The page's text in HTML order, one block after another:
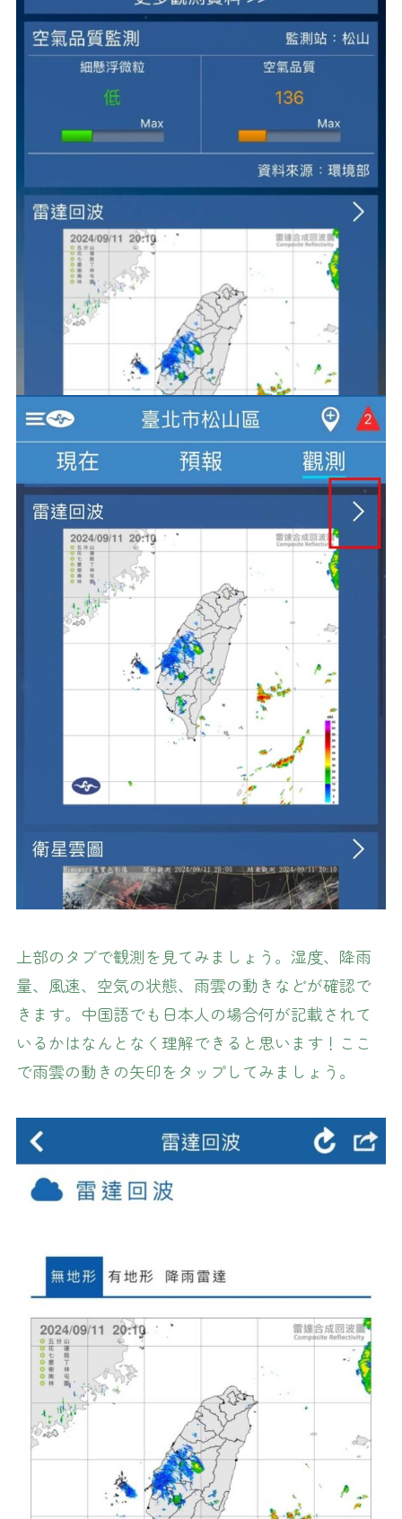
上部のタブで観測を見てみましょう。湿度、降雨
量、風速、空気の状態、雨雲の動きなどが確認で
きます。中国語でも日本人の場合何が記載されて
いるかはなんとなく理解できると思います！ここ
で雨雲の動きの矢印をタップしてみましょう。